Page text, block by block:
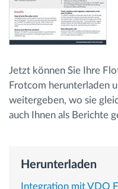
Route planning and
Automatic driver
Entdecken Sie alle
Ersparnis Rechner
Jetzt können Sie Ihre
Frotcom herunterladen
weitergeben, wo sie
auch Ihnen als Berichte
Herunterladen
Integration mit VDO